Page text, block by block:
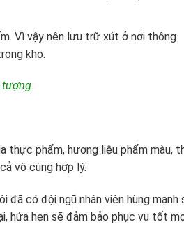
Vì vậy nên lưu trữ xút ở nơi thông
kho.
tượng
thực phẩm, hương liệu phẩm màu,
vô cùng hợp lý.
đã có đội ngũ nhân viên hùng mạnh
hứa hẹn sẽ đảm bảo phục vụ tốt